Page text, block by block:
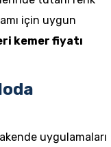
için uygun
kemer fiyatı
uygulamaları